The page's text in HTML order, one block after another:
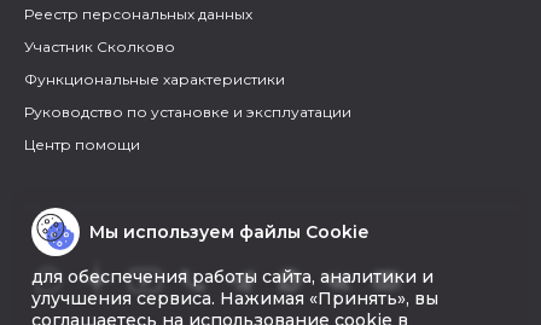
Реестр персональных данных
Участник Сколково
Функциональные характеристики
Руководство по установке и эксплуатации
Центр помощи
Мы используем файлы Cookie
для обеспечения работы сайта, аналитики и
улучшения сервиса. Нажимая «Принять», вы
соглашаетесь на использование cookie в